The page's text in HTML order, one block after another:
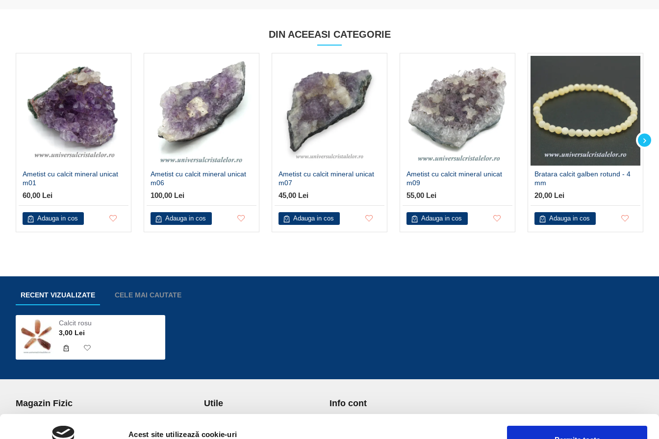
Acest site utilizează cookie-uri
DIN ACEEASI CATEGORIE
Ametist cu calcit mineral unicat
m01
60,00 Lei
Adauga in cos
Ametist cu calcit mineral unicat
m06
100,00 Lei
Adauga in cos
Ametist cu calcit mineral unicat
m07
45,00 Lei
Adauga in cos
Ametist cu calcit mineral unicat
m09
55,00 Lei
Adauga in cos
Bratara calcit galben rotund - 4
mm
20,00 Lei
Adauga in cos
RECENT VIZUALIZATE CELE MAI CAUTATE
Calcit rosu
3,00 Lei
Magazin Fizic
office@universulcristalelor.ro
Utile
Transport si Plata
Info cont